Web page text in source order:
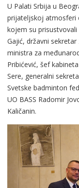
U Palati Srbija u
prijateljskoj atmosferi
kojem su
Gajić, državni
ministra za
Pribićević, šef
Sere, generalni
Svetske badminton
UO BASS Radomir
Kaličanin.